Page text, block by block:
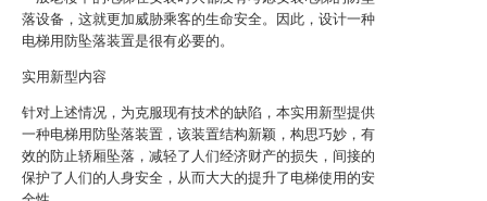
落设备，这就更加威胁乘客的生命安全。因此，设计一种
电梯用防坠落装置是很有必要的。
实用新型内容
针对上述情况，为克服现有技术的缺陷，本实用新型提供
一种电梯用防坠落装置，该装置结构新颖，构思巧妙，有
效的防止轿厢坠落，减轻了人们经济财产的损失，间接的
保护了人们的人身安全，从而大大的提升了电梯使用的安